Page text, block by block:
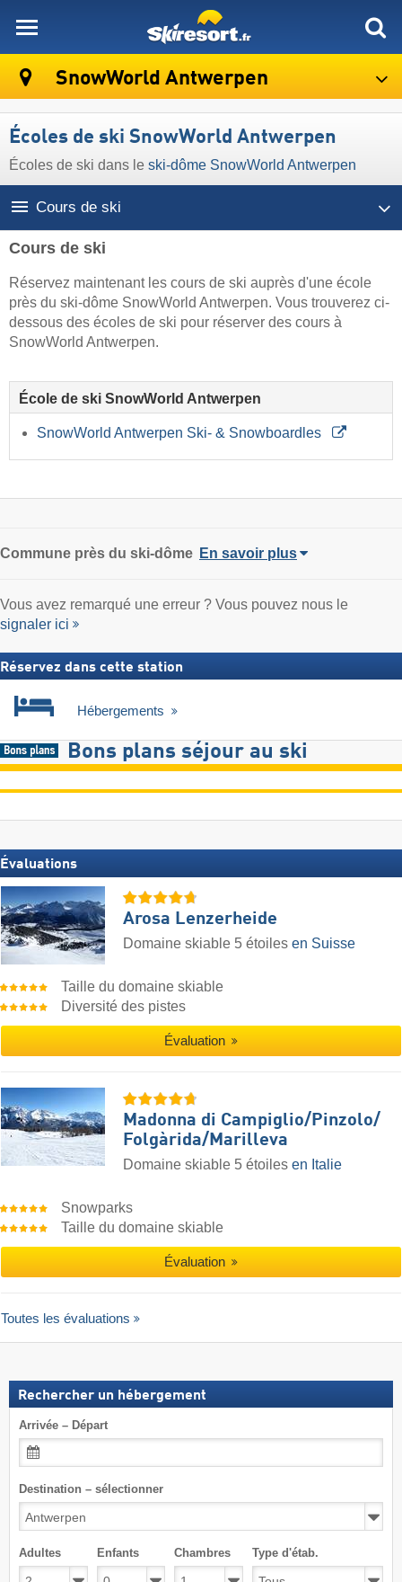
SnowWorld Antwerpen
Écoles de ski SnowWorld Antwerpen
Écoles de ski dans le ski-dôme SnowWorld Antwerpen
Cours de ski
Cours de ski
Réservez maintenant les cours de ski auprès d'une école
près du ski-dôme SnowWorld Antwerpen. Vous trouverez ci-
dessous des écoles de ski pour réserver des cours à
SnowWorld Antwerpen.
École de ski SnowWorld Antwerpen
SnowWorld Antwerpen Ski- & Snowboardles
Commune près du ski-dôme En savoir plus
Vous avez remarqué une erreur ? Vous pouvez nous le
signaler ici
Réservez dans cette station
Hébergements
Bons plans séjour au ski
Évaluations
Arosa Lenzerheide
Domaine skiable 5 étoiles en Suisse
Taille du domaine skiable
Diversité des pistes
Évaluation
Madonna di Campiglio/​Pinzolo/​
Folgàrida/​Marilleva
Domaine skiable 5 étoiles en Italie
Snowparks
Taille du domaine skiable
Évaluation
Toutes les évaluations
Rechercher un hébergement
Arrivée – Départ
Destination – sélectionner
Adultes Enfants Chambres Type d'étab.